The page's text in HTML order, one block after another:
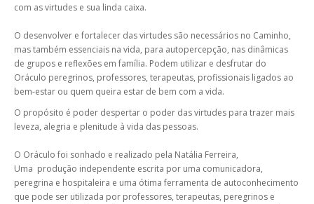
com as virtudes e sua linda caixa.
O desenvolver e fortalecer das virtudes são necessários no Caminho,
mas também essenciais na vida, para autopercepção, nas dinâmicas
de grupos e reflexões em família. Podem utilizar e desfrutar do
Oráculo peregrinos, professores, terapeutas, profissionais ligados ao
bem-estar ou quem queira estar de bem com a vida.
O propósito é poder despertar o poder das virtudes para trazer mais
leveza, alegria e plenitude à vida das pessoas.
O Oráculo foi sonhado e realizado pela Natália Ferreira,
Uma produção independente escrita por uma comunicadora,
peregrina e hospitaleira e uma ótima ferramenta de autoconhecimento
que pode ser utilizada por professores, terapeutas, peregrinos e